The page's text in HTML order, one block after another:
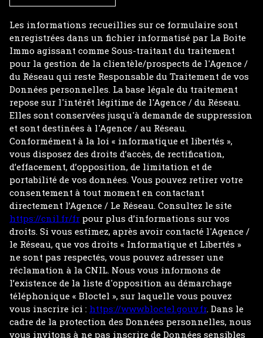
Les informations recueillies sur ce formulaire sont
enregistrées dans un fichier informatisé par La Boite
Immo agissant comme Sous-traitant du traitement
pour la gestion de la clientèle/prospects de l'Agence /
du Réseau qui reste Responsable du Traitement de vos
Données personnelles. La base légale du traitement
repose sur l'intérêt légitime de l'Agence / du Réseau.
Elles sont conservées jusqu'à demande de suppression
et sont destinées à l'Agence / au Réseau.
Conformément à la loi « informatique et libertés »,
vous disposez des droits d’accès, de rectification,
d’effacement, d’opposition, de limitation et de
portabilité de vos données. Vous pouvez retirer votre
consentement à tout moment en contactant
directement l’Agence / Le Réseau. Consultez le site
https://cnil.fr/fr pour plus d’informations sur vos
droits. Si vous estimez, après avoir contacté l'Agence /
le Réseau, que vos droits « Informatique et Libertés »
ne sont pas respectés, vous pouvez adresser une
réclamation à la CNIL. Nous vous informons de
l’existence de la liste d'opposition au démarchage
téléphonique « Bloctel », sur laquelle vous pouvez
vous inscrire ici : https://www.bloctel.gouv.fr. Dans le
cadre de la protection des Données personnelles, nous
vous invitons à ne pas inscrire de Données sensibles